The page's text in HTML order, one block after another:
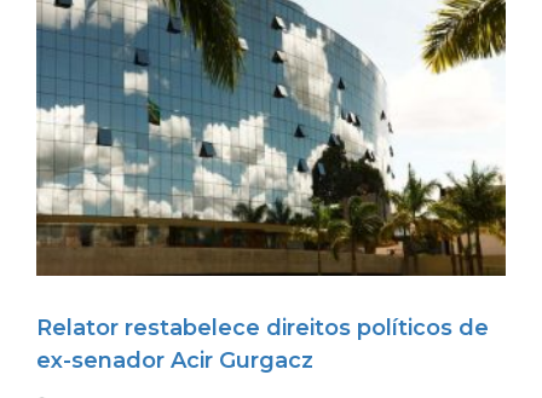
Relator restabelece direitos políticos de
ex-senador Acir Gurgacz